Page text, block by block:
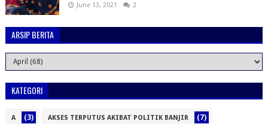
June 13, 2021 2
ARSIP BERITA
KATEGORI
A (3) AKSES TERPUTUS AKIBAT POLITIK BANJIR (7)